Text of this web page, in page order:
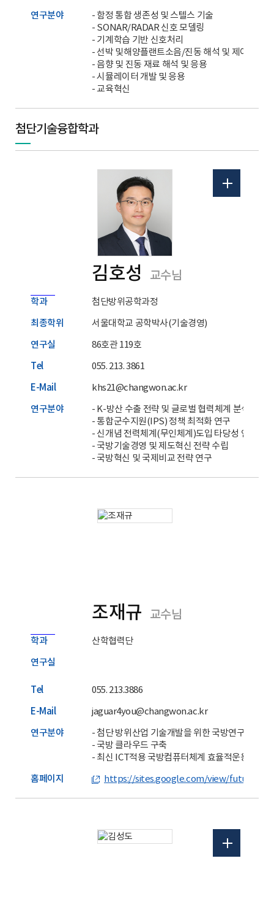
연구분야
- 함정 통합 생존성 및 스텔스 기술
- SONAR/RADAR 신호 모델링
- 기계학습 기반 신호처리
- 선박 및해양플랜트소음/진동 해석 및 제어
- 음향 및 진동 재료 해석 및 응용
- 시뮬레이터 개발 및 응용
- 교육혁신
첨단기술융합학과
김호성 교수님
학과 첨단방위공학과정
최종학위 서울대학교 공학박사(기술경영)
연구실 86호관 119호
Tel 055. 213. 3861
E-Mail khs21@changwon.ac.kr
연구분야
- K-방산 수출 전략 및 글로벌 협력체계 분석
- 통합군수지원(IPS) 정책 최적화 연구
- 신개념 전력체계(무인체계)도입 타당성 연구
- 국방기술경영 및 제도혁신 전략 수립
- 국방혁신 및 국제비교 전략 연구
조재규 교수님
학과 산학협력단
연구실
Tel 055. 213.3886
E-Mail jaguar4you@changwon.ac.kr
연구분야
- 첨단 방위산업 기술개발을 위한 국방연구개발체
- 국방 클라우드 구축
- 최신 ICT적용 국방컴퓨터체계 효율적운용방안
홈페이지 https://sites.google.com/view/future-c2